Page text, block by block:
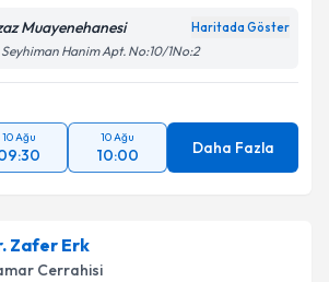
Muayenehanesi Haritada Göster
Hanim Apt. No:10/1No:2
10 Ağu 10 Ağu
10:00 Daha Fazla
Zafer Erk
Cerrahisi